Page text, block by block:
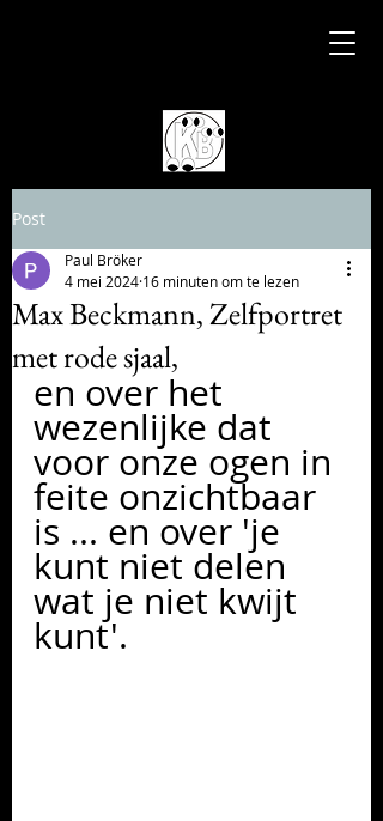
Post
Max Beckmann, Zelfportret
met rode sjaal,
Paul Bröker
4 mei 2024 16 minuten om te lezen
en over het
wezenlijke dat
voor onze ogen in
feite onzichtbaar
is ... en over 'je
kunt niet delen
wat je niet kwijt
kunt'.